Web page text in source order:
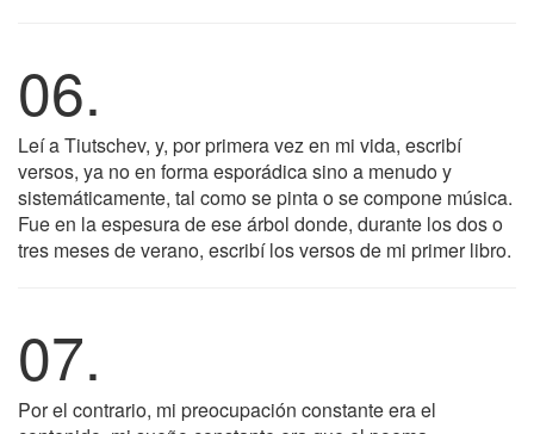
06.
Leí a Tiutschev, y, por primera vez en mi vida, escribí
versos, ya no en forma esporádica sino a menudo y
sistemáticamente, tal como se pinta o se compone música.
Fue en la espesura de ese árbol donde, durante los dos o
tres meses de verano, escribí los versos de mi primer libro.
07.
Por el contrario, mi preocupación constante era el